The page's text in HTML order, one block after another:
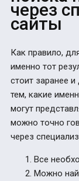
через
сайты
Как правило,
именно тот
стоит заранее
тем, какие
могут
можно точно
через
Все
Можно